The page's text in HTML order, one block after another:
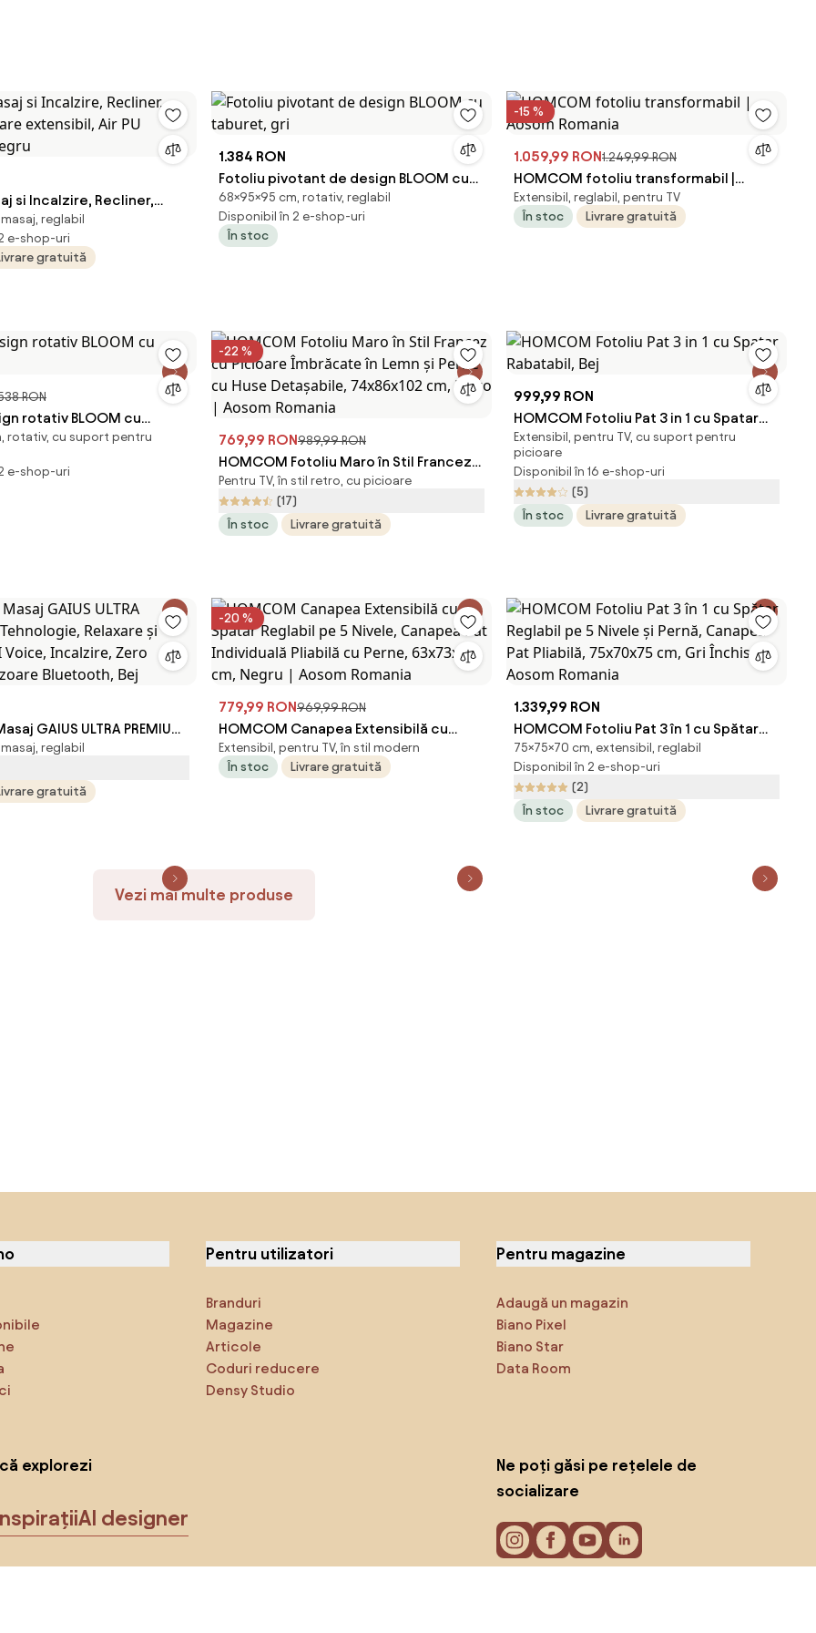
si Incalzire, Recliner,
extensibil, Air PU
reglabil
e-shop-uri
gratuită
1.384 RON
Fotoliu pivotant de design BLOOM cu
taburet, gri
68×95×95 cm, rotativ, reglabil
Disponibil în 2 e-shop-uri
În stoc
-15 %
1.059,99 RON1.249,99 RON
HOMCOM fotoliu transformabil |
Aosom Romania
Extensibil, reglabil, pentru TV
În stoc
Livrare gratuită
RON
rotativ BLOOM cu
rotativ, cu suport pentru
e-shop-uri
-22 %
769,99 RON989,99 RON
HOMCOM Fotoliu Maro în Stil Francez
cu Picioare Îmbrăcate în Lemn și Perne
cu Huse Detașabile, 74x86x102 cm,
Maro | Aosom Romania
Pentru TV, în stil retro, cu picioare
(17)
În stoc
Livrare gratuită
999,99 RON
HOMCOM Fotoliu Pat 3 in 1 cu Spatar
Rabatabil, Bej
Extensibil, pentru TV, cu suport pentru
picioare
Disponibil în 16 e-shop-uri
(5)
În stoc
Livrare gratuită
GAIUS ULTRA PREMIUM
Relaxare și Eleganță - AI
Zero Gravity,
Bej
reglabil
gratuită
-20 %
779,99 RON969,99 RON
HOMCOM Canapea Extensibilă cu
Spătar Reglabil pe 5 Nivele, Canapea
Pat Individuală Pliabilă cu Perne,
Extensibil, pentru TV, în stil modern
În stoc
Livrare gratuită
1.339,99 RON
HOMCOM Fotoliu Pat 3 în 1 cu Spătar
Reglabil pe 5 Nivele și Pernă, Canapea
Pat Pliabilă, 75x70x75 cm, Gri Închis |
Aosom Romania
75×75×70 cm, extensibil, reglabil
Disponibil în 2 e-shop-uri
(2)
În stoc
Livrare gratuită
Vezi mai multe produse
Pentru utilizatori
Branduri
Magazine
Articole
Coduri reducere
Densy Studio
Pentru magazine
Adaugă un magazin
Biano Pixel
Biano Star
Data Room
explorezi
AI designer
Ne poți găsi pe rețelele de
socializare